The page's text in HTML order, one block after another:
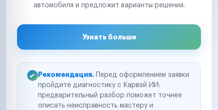
автомобиля и предложит варианты решения.
Узнать больше
Рекомендация. Перед оформлением заявки
пройдите диагностику с Карвэй ИИ:
предварительный разбор поможет точнее
описать неисправность мастеру и